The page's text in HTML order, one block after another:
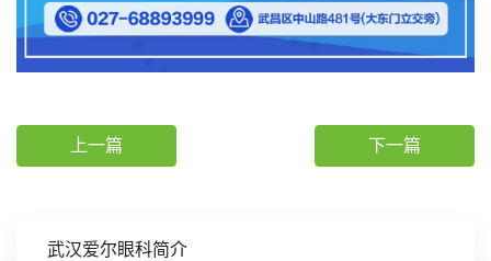
武汉爱尔眼科简介
上一篇 下一篇